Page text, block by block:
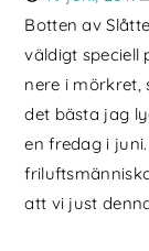
Botten av
väldigt speciell
nere i mörkret,
det bästa jag
en fredag i
att vi just